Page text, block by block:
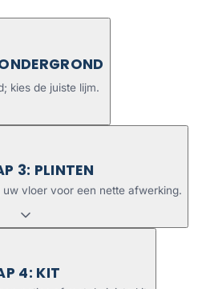
kies de juiste lijm.
3: PLINTEN
uw vloer voor een nette afwerking.
4: KIT